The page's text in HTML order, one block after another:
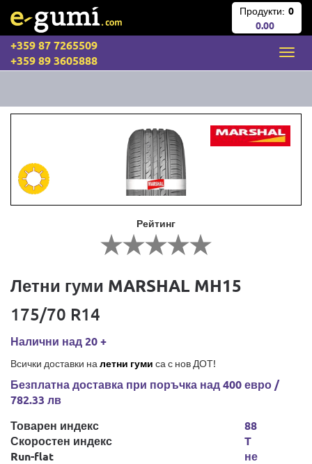
Продукти: 0
0.00
+359 87 7265509
+359 89 3605888
Рейтинг
Летни гуми MARSHAL MH15
175/70 R14
Налични над 20 +
Всички доставки на летни гуми са с нов ДОТ!
Безплатна доставка при поръчка над 400 евро /
782.33 лв
Товарен индекс
Скоростен индекс
Run-flat
88
T
не